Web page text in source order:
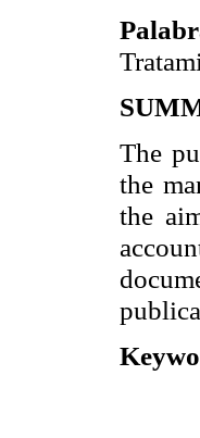
The
the
the